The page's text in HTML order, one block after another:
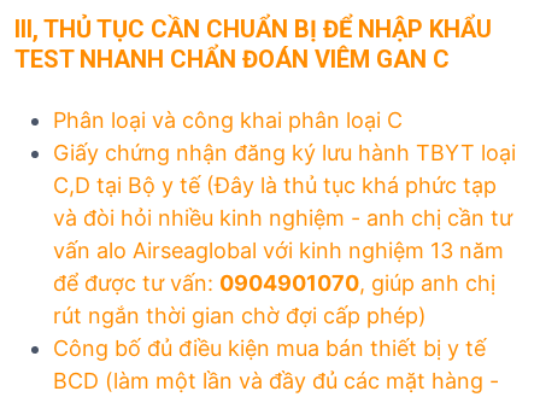
II, THỦ TỤC CẦN CHUẨN BỊ ĐỂ NHẬP KHẨU
TEST NHANH CHẨN ĐOÁN VIÊM GAN C
Phân loại và công khai phân loại C
Giấy chứng nhận đăng ký lưu hành TBYT loại
C,D tại Bộ y tế (Đây là thủ tục khá phức tạp
và đòi hỏi nhiều kinh nghiệm - anh chị cần tư
vấn alo Airseaglobal với kinh nghiệm 13 năm
để được tư vấn: 0904901070, giúp anh chị
rút ngắn thời gian chờ đợi cấp phép)
Công bố đủ điều kiện mua bán thiết bị y tế
BCD (làm một lần và đầy đủ các mặt hàng -